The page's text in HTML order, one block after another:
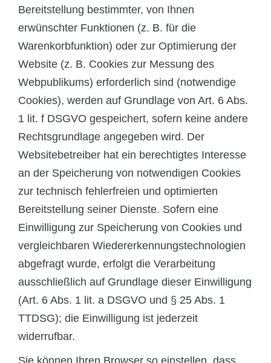
Bereitstellung bestimmter, von Ihnen
erwünschter Funktionen (z. B. für die
Warenkorbfunktion) oder zur Optimierung der
Website (z. B. Cookies zur Messung des
Webpublikums) erforderlich sind (notwendige
Cookies), werden auf Grundlage von Art. 6 Abs.
1 lit. f DSGVO gespeichert, sofern keine andere
Rechtsgrundlage angegeben wird. Der
Websitebetreiber hat ein berechtigtes Interesse
an der Speicherung von notwendigen Cookies
zur technisch fehlerfreien und optimierten
Bereitstellung seiner Dienste. Sofern eine
Einwilligung zur Speicherung von Cookies und
vergleichbaren Wiedererkennungstechnologien
abgefragt wurde, erfolgt die Verarbeitung
ausschließlich auf Grundlage dieser Einwilligung
(Art. 6 Abs. 1 lit. a DSGVO und § 25 Abs. 1
TTDSG); die Einwilligung ist jederzeit
widerrufbar.
Sie können Ihren Browser so einstellen, dass